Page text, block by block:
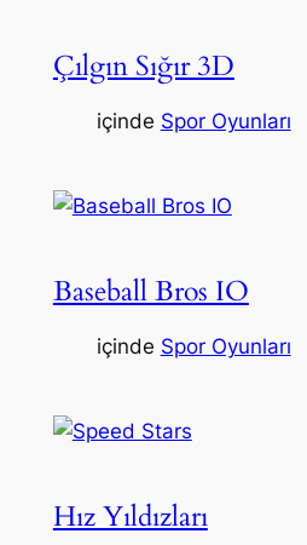
Çılgın Sığır 3D
içinde Spor Oyunları
Baseball Bros IO
içinde Spor Oyunları
Hız Yıldızları